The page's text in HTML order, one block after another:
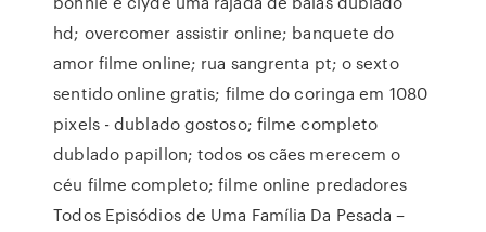
hd; overcomer assistir online; banquete do
amor filme online; rua sangrenta pt; o sexto
sentido online gratis; filme do coringa em 1080
pixels - dublado gostoso; filme completo
dublado papillon; todos os cães merecem o
céu filme completo; filme online predadores
Todos Episódios de Uma Família Da Pesada –